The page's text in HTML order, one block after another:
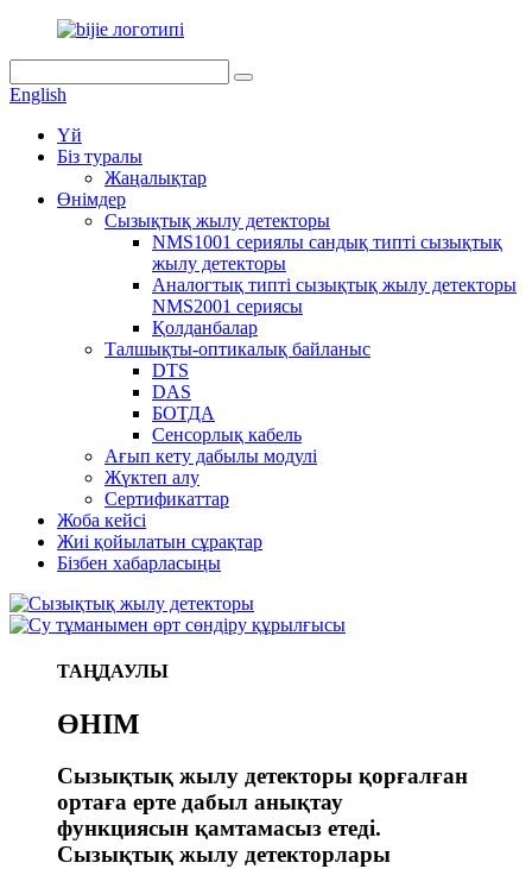
English
Үй
Біз туралы
Жаңалықтар
Өнімдер
Сызықтық жылу детекторы
NMS1001 сериялы сандық типті сызықтық
жылу детекторы
Аналогтық типті сызықтық жылу детекторы
NMS2001 сериясы
Қолданбалар
Талшықты-оптикалық байланыс
DTS
DAS
БОТДА
Сенсорлық кабель
Ағып кету дабылы модулі
Жүктеп алу
Сертификаттар
Жоба кейсі
Жиі қойылатын сұрақтар
Бізбен хабарласыңы
ТАҢДАУЛЫ
ӨНІМ
Сызықтық жылу детекторы қорғалған
ортаға ерте дабыл анықтау
функциясын қамтамасыз етеді.
Сызықтық жылу детекторлары